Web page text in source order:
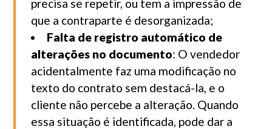
precisa se repetir, ou tem a impressão de
que a contraparte é desorganizada;
Falta de registro automático de
alterações no documento: O vendedor
acidentalmente faz uma modificação no
texto do contrato sem destacá-la, e o
cliente não percebe a alteração. Quando
essa situação é identificada, pode dar a